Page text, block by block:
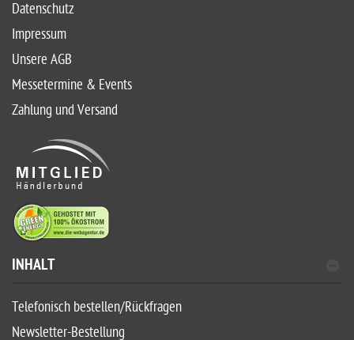
Datenschutz
Impressum
Unsere AGB
Messetermine & Events
Zahlung und Versand
INHALT
Telefonisch bestellen/Rückfragen
Newsletter-Bestellung